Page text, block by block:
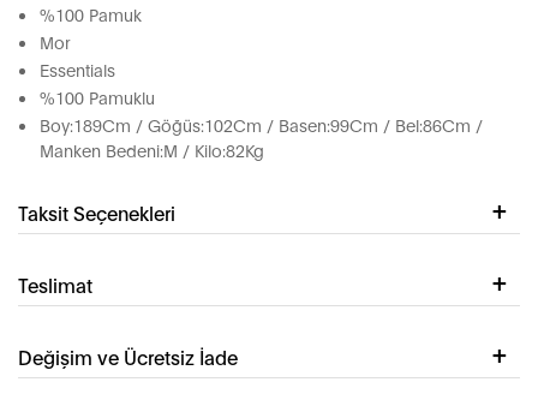
%100 Pamuk
Mor
Essentials
%100 Pamuklu
Boy:189Cm / Göğüs:102Cm / Basen:99Cm / Bel:86Cm /
Manken Bedeni:M / Kilo:82Kg
Taksit Seçenekleri
Teslimat
Değişim ve Ücretsiz İade